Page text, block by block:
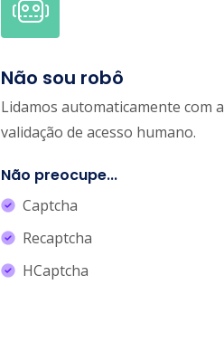
Não sou robô
Lidamos automaticamente com a
validação de acesso humano.
Não preocupe...
Captcha
Recaptcha
HCaptcha